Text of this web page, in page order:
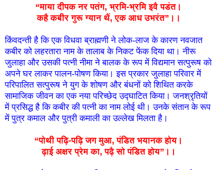
“माया दीपक नर पतंग, भ्रमि-भ्रमि इवै पडंत।
कहै कबीर गुरू ग्यान थैं, एक आध उभरंत”।।
किंवदन्ती है कि एक विधवा ब्राह्मणी ने लोक-लाज के कारण नवजात
कबीर को लहरतारा नाम के तालाब के निकट फेंक दिया था। नीरू
जुलाहा और उसकी पत्नी नीमा ने बालक के रूप में विद्यमान सत्पुरूष को
अपने घर लाकर पालन-पोषण किया। इस प्रकार जुलाहा परिवार में
परिपालित सत्पुरूष ने युग के शोषण और बंधनों को शिथित करके
सामाजिक जीवन का एक नया परिच्छेद उद्घाटित किया। जनश्रृतियों
में प्रसिद्ध है कि कबीर की पत्नी का नाम लोई थी। उनके संतान के रूप
में पुत्र कमाल और पुत्री कमाली का उल्लेख मिलता है।
“पोथी पढ़ि-पढ़ि जग मुआ, पंडित भयानक होय।
ढ़ाई अक्षर प्रेम का, पढ़ै सो पंडित होय”।।